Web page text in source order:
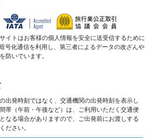
イトはお客様の個人情報を安全に送受信するために
号化通信を利用し、第三者によるデータの改ざんや
防いでいます。
出発時刻ではなく、交通機関の出発時刻を表示し
帯（午前・午後など）は、ご利用いただく交通便
なる場合がありますので、ご出発前にお渡しする
ださい。